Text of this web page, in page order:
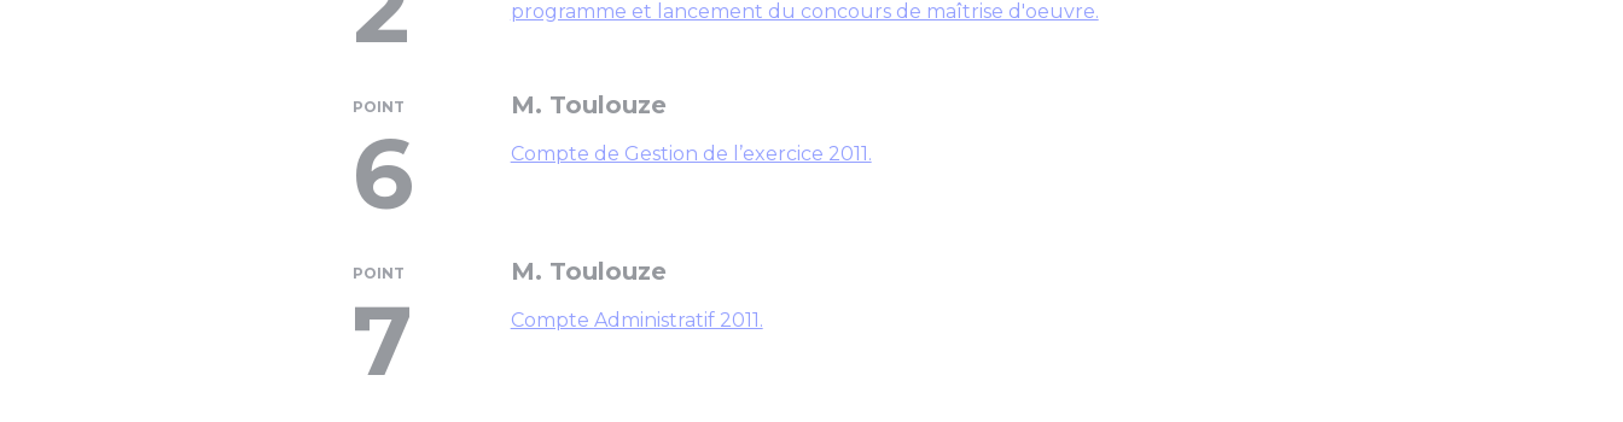
programme et lancement du concours de maîtrise d'oeuvre.
POINT
6
M. Toulouze
Compte de Gestion de l’exercice 2011.
POINT
7
M. Toulouze
Compte Administratif 2011.